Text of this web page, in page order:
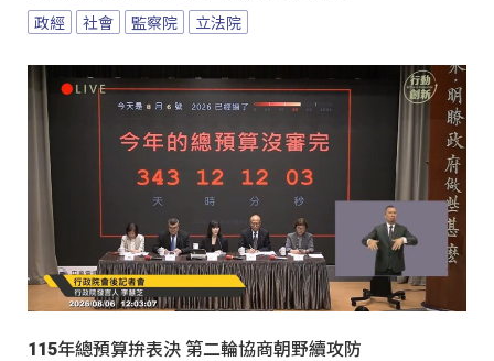
政經 社會 監察院 立法院
115年總預算拚表決 第二輪協商朝野續攻防